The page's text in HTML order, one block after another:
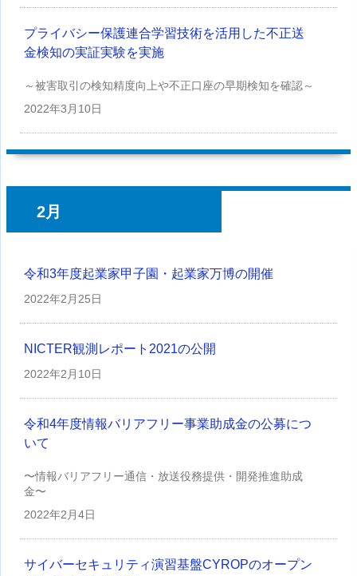
プライバシー保護連合学習技術を活用した不正送
金検知の実証実験を実施
～被害取引の検知精度向上や不正口座の早期検知を確認～
2022年3月10日
2月
令和3年度起業家甲子園・起業家万博の開催
2022年2月25日
NICTER観測レポート2021の公開
2022年2月10日
令和4年度情報バリアフリー事業助成金の公募につ
いて
〜情報バリアフリー通信・放送役務提供・開発推進助成
金〜
2022年2月4日
サイバーセキュリティ演習基盤CYROPのオープン